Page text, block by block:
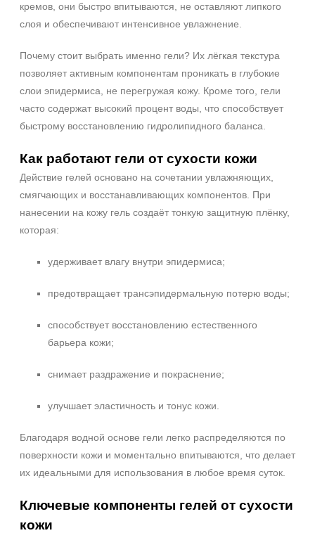
кремов, они быстро впитываются, не оставляют липкого
слоя и обеспечивают интенсивное увлажнение.
Почему стоит выбрать именно гели? Их лёгкая текстура
позволяет активным компонентам проникать в глубокие
слои эпидермиса, не перегружая кожу. Кроме того, гели
часто содержат высокий процент воды, что способствует
быстрому восстановлению гидролипидного баланса.
Как работают гели от сухости кожи
Действие гелей основано на сочетании увлажняющих,
смягчающих и восстанавливающих компонентов. При
нанесении на кожу гель создаёт тонкую защитную плёнку,
которая:
удерживает влагу внутри эпидермиса;
предотвращает трансэпидермальную потерю воды;
способствует восстановлению естественного
барьера кожи;
снимает раздражение и покраснение;
улучшает эластичность и тонус кожи.
Благодаря водной основе гели легко распределяются по
поверхности кожи и моментально впитываются, что делает
их идеальными для использования в любое время суток.
Ключевые компоненты гелей от сухости
кожи